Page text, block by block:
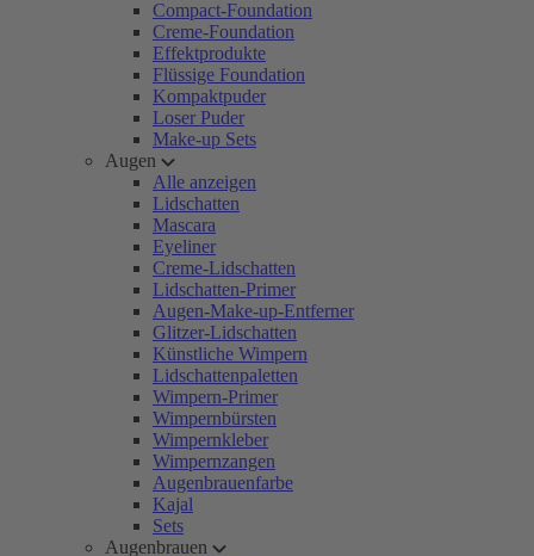
Compact-Foundation
Creme-Foundation
Effektprodukte
Flüssige Foundation
Kompaktpuder
Loser Puder
Make-up Sets
Augen
Alle anzeigen
Lidschatten
Mascara
Eyeliner
Creme-Lidschatten
Lidschatten-Primer
Augen-Make-up-Entferner
Glitzer-Lidschatten
Künstliche Wimpern
Lidschattenpaletten
Wimpern-Primer
Wimpernbürsten
Wimpernkleber
Wimpernzangen
Augenbrauenfarbe
Kajal
Sets
Augenbrauen